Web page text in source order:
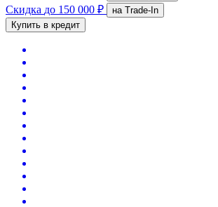
Скидка до 150 000 ₽
на Trade-In
Купить в кредит